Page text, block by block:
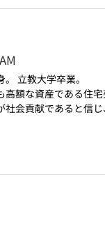
。 立教大学卒業。
高額な資産である住
社会貢献であると信